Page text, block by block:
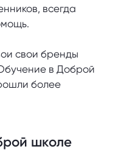
всегда
свои бренды
в Доброй
более
школе